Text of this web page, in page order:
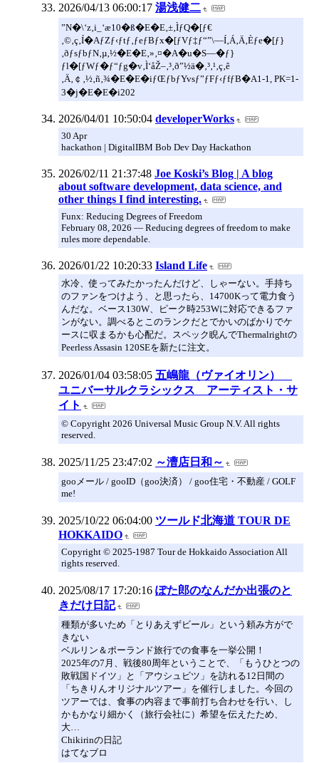
2026/04/13 06:00:17 湯浅健二
”N�\‘z‚i_‘æ10�ß�E�E‚±‚ÌƒQ�[ƒ€
‚©‚ç‚Í�AƒZƒ‹ƒtƒ‚ƒeƒBƒx�[ƒVƒ‡ƒ“”\—Í‚Á‚Ä‚Èƒe�[ƒ}
‚ðƒsƒbƒN‚µ‚½�E�E‚»‚¤�A�u�S—�ƒ}
ƒl�[ƒWƒ�ƒ“ƒg�v‚Ì‘åŽ–‚³‚ð”½ä�‚³‚¹‚ç‚ê
‚Ä‚￠‚½‚ñ‚¾�E�E�iƒŒƒbƒYvsƒ”ƒFƒ‹ƒfƒB�A1-1, PK=1-
3�j�E�E�i202
2026/04/01 10:50:04 developerWorks
30 Apr
hackathon | DigitalIBM Bob Dev Day Hackathon
2026/02/11 21:37:48 Joe Koski’s Blog | A blog
about software development, data science, and
other things I find interesting.
Funx: Reducing Degrees of Freedom
February 08, 2026 — Reducing degrees of freedom to make
rules more dependable.
2026/01/22 10:20:33 Island Life
水冷、使ってみたかったんだけど、しゃーない。手持ち
のファンをつけよう、と思ったら、14700Kって電力食う
んだな。ベース130W、ピーク時253Wに対応できるファ
ンがない。調べるとこのランクだとでかいのばかりでケ
ースに収まるかも心配だ。スペック睨んでThermalrightの
Peerless Assasin 120SEを新たに注文。
2026/01/04 03:58:05 五嶋龍（ヴァイオリン）
ユニバーサルクラシックス アーティスト・サ
イト
© Copyright 2026 Universal Music Group N.V. All rights
reserved.
2025/11/25 23:47:02 ～漕店日和～
gooメール / gooID（goo決済） / goo住宅・不動産 / GOLF
me!
2025/10/22 06:04:00 ツールド北海道 TOUR DE
HOKKAIDO
Copyright © 2025-1987 Tour de Hokkaido Association All
rights reserved.
2025/08/17 17:20:16 ぽた郎のなんだか出張のと
きだけ日記
種類が多いため「とりあえずビール」という頼み方がで
きない
ベルリン＆ポーランド旅行での食事を一挙公開！
2025年の7月、戦後80周年ということで、「もうひとつの
敗戦国ドイツ」と「アウシュビツ」を訪れる12日間の
「ちきりんオリジナルツアー」を催行しました。今回の
ツアーでは、食事の内容まで事前打ち合わせを行い、し
かもかなり細かく（旅行会社に）希望を伝えたため、
大…
Chikirinの日記
はてなブロ